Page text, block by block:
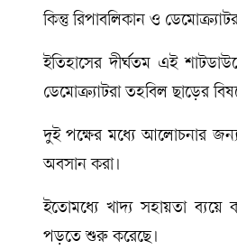
কিন্তু রিপাবলিকান ও
ইতিহাসের দীর্ঘতম এই
ডেমোক্র্যাটরা তহবিল ছাড়ের
দুই পক্ষের মধ্যে আলোচনার জন্য
অবসান করা।
ইতোমধ্যে খাদ্য সহায়তা ব্যয়ে
পড়তে শুরু করেছে।